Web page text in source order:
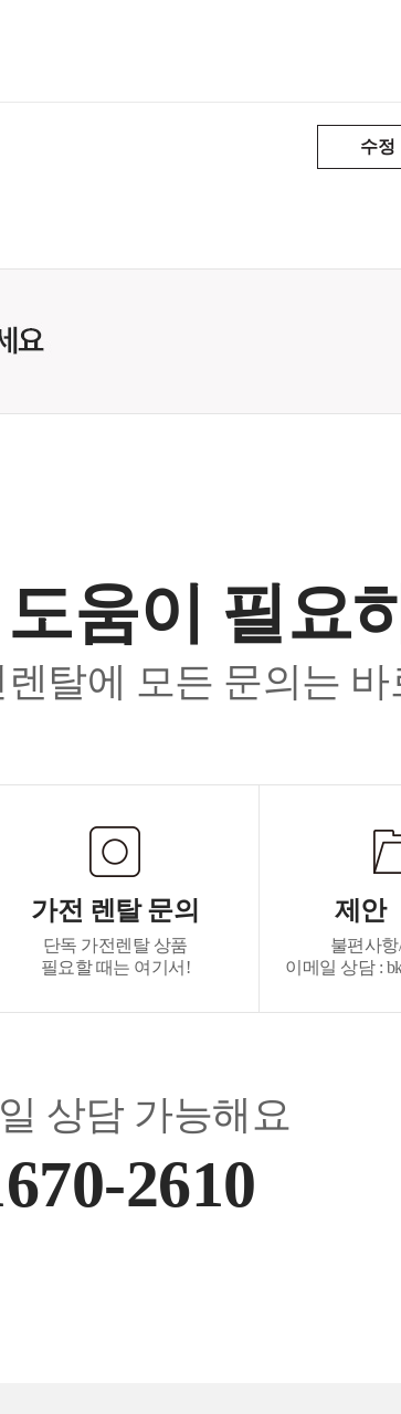
수정
움이 필요
탈에 모든 문의는
가전 렌탈 문의
단독 가전렌탈 상품
필요할 때는 여기서!
제안
불편사
이메일 상담 :
상담 가능해요
2610